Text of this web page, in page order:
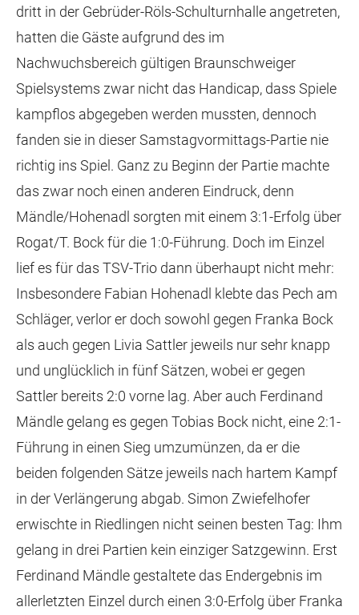
dritt in der Gebrüder-Röls-Schulturnhalle angetreten,
hatten die Gäste aufgrund des im
Nachwuchsbereich gültigen Braunschweiger
Spielsystems zwar nicht das Handicap, dass Spiele
kampflos abgegeben werden mussten, dennoch
fanden sie in dieser Samstagvormittags-Partie nie
richtig ins Spiel. Ganz zu Beginn der Partie machte
das zwar noch einen anderen Eindruck, denn
Mändle/Hohenadl sorgten mit einem 3:1-Erfolg über
Rogat/T. Bock für die 1:0-Führung. Doch im Einzel
lief es für das TSV-Trio dann überhaupt nicht mehr:
Insbesondere Fabian Hohenadl klebte das Pech am
Schläger, verlor er doch sowohl gegen Franka Bock
als auch gegen Livia Sattler jeweils nur sehr knapp
und unglücklich in fünf Sätzen, wobei er gegen
Sattler bereits 2:0 vorne lag. Aber auch Ferdinand
Mändle gelang es gegen Tobias Bock nicht, eine 2:1-
Führung in einen Sieg umzumünzen, da er die
beiden folgenden Sätze jeweils nach hartem Kampf
in der Verlängerung abgab. Simon Zwiefelhofer
erwischte in Riedlingen nicht seinen besten Tag: Ihm
gelang in drei Partien kein einziger Satzgewinn. Erst
Ferdinand Mändle gestaltete das Endergebnis im
allerletzten Einzel durch einen 3:0-Erfolg über Franka